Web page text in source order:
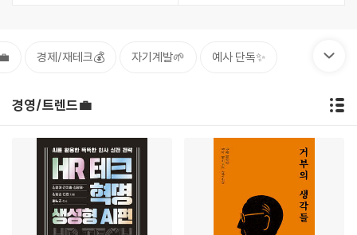
경제/재테크💰 자기계발🌱 예사 단독✨
경영/트렌드💼